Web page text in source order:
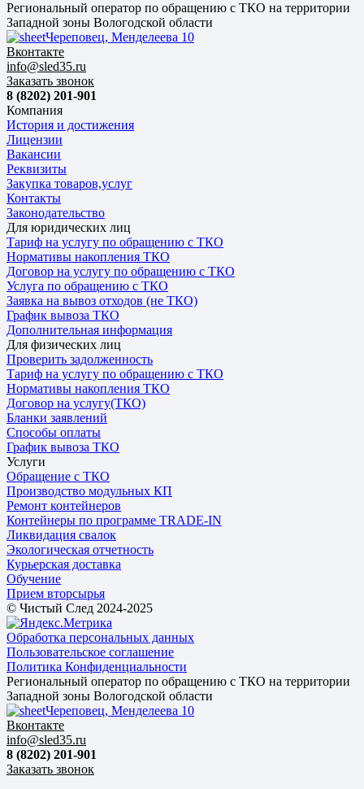
Региональный оператор по обращению с ТКО на территории
Западной зоны Вологодской области
Череповец, Менделеева 10
Вконтакте
info@sled35.ru
Заказать звонок
8 (8202) 201-901
Компания
История и достижения
Лицензии
Вакансии
Реквизиты
Закупка товаров,услуг
Контакты
Законодательство
Для юридических лиц
Тариф на услугу по обращению с ТКО
Нормативы накопления ТКО
Договор на услугу по обращению с ТКО
Услуга по обращению с ТКО
Заявка на вывоз отходов (не ТКО)
График вывоза ТКО
Дополнительная информация
Для физических лиц
Проверить задолженность
Тариф на услугу по обращению с ТКО
Нормативы накопления ТКО
Договор на услугу(ТКО)
Бланки заявлений
Способы оплаты
График вывоза ТКО
Услуги
Обращение с ТКО
Производство модульных КП
Ремонт контейнеров
Контейнеры по программе TRADE-IN
Ликвидация свалок
Экологическая отчетность
Курьерская доставка
Обучение
Прием вторсырья
© Чистый След 2024-2025
Обработка персональных данных
Пользовательское соглашение
Политика Конфиденциальности
Региональный оператор по обращению с ТКО на территории
Западной зоны Вологодской области
Череповец, Менделеева 10
Вконтакте
info@sled35.ru
8 (8202) 201-901
Заказать звонок